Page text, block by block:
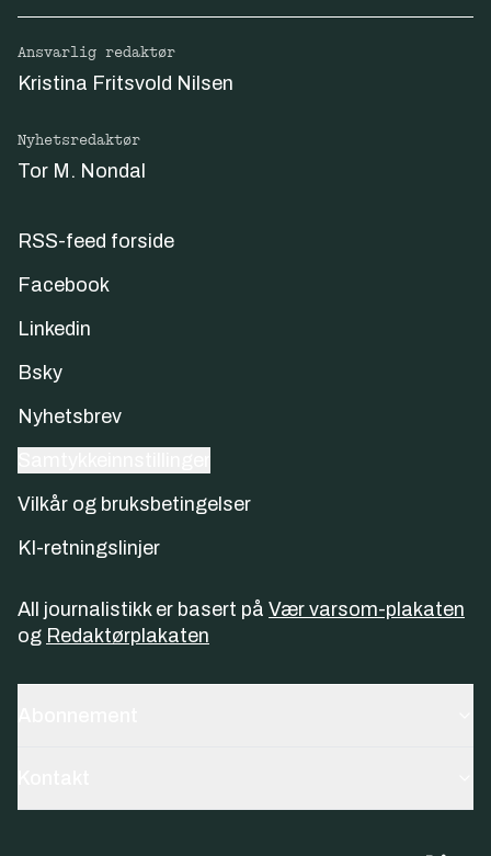
Ansvarlig redaktør
Kristina Fritsvold Nilsen
Nyhetsredaktør
Tor M. Nondal
RSS-feed forside
Facebook
Linkedin
Bsky
Nyhetsbrev
Vilkår og bruksbetingelser
KI-retningslinjer
All journalistikk er basert på Vær varsom-plakaten
og Redaktørplakaten